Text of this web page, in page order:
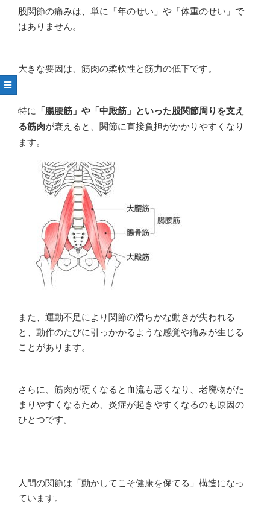
股関節の痛みは、単に「年のせい」や「体重のせい」で
はありません。
大きな要因は、筋肉の柔軟性と筋力の低下です。
特に 「腸腰筋」や「中殿筋」といった股関節周りを支え
る筋肉が衰えると、関節に直接負担がかかりやすくなり
ます。
また、運動不足により関節の滑らかな動きが失われる
と、動作のたびに引っかかるような感覚や痛みが生じる
ことがあります。
さらに、筋肉が硬くなると血流も悪くなり、老廃物がた
まりやすくなるため、炎症が起きやすくなるのも原因の
ひとつです。
人間の関節は「動かしてこそ健康を保てる」構造になっ
ています。